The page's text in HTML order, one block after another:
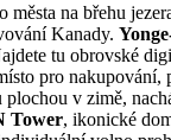
města na břehu
Kanady.
tu obrovské
pro
v zimě,
Tower, ikonické